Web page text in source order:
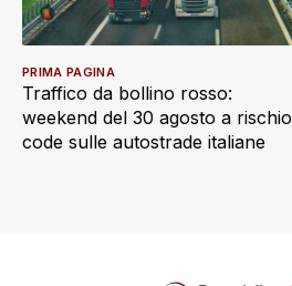
Traffico da bollino rosso:
weekend del 30 agosto a rischio
code sulle autostrade italiane
PRIMA PAGINA